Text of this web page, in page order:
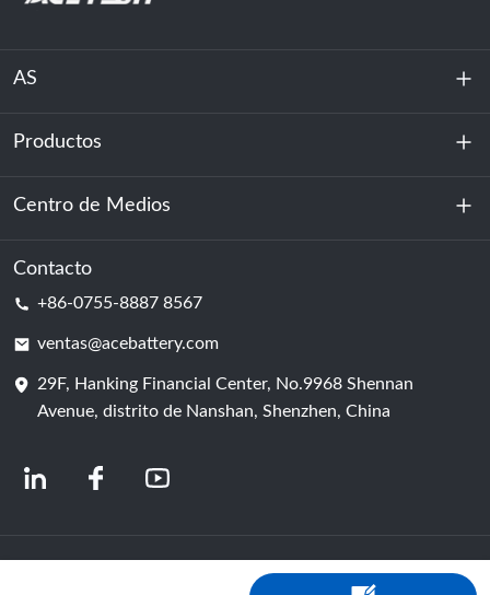
AS
Sobre nosotros
Sostenibilidad
Productos
Almacenamiento de energía
Centro de datos y sala de servidores
Célula de batería
Centro de Medios
Noticias
Contacto
+86-0755-8887 8567
ventas@acebattery.com
29F, Hanking Financial Center, No.9968 Shennan
Avenue, distrito de Nanshan, Shenzhen, China
© 2024 Fabricantes chinos de baterías de iones de litio | Fábrica y empresa de
baterías de litio | ACE Battery, con tecnología de Shopastro política de